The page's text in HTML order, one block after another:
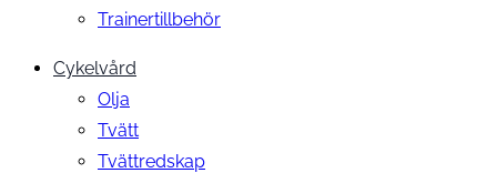
Trainertillbehör
Cykelvård
Olja
Tvätt
Tvättredskap